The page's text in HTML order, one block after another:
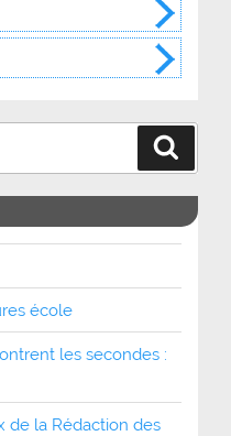
école
les secondes :
de la Rédaction des